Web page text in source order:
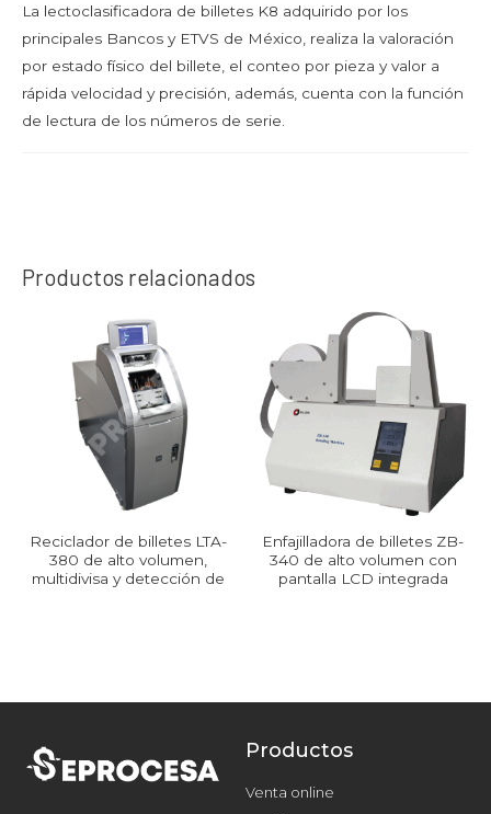
La lectoclasificadora de billetes K8 adquirido por los
principales Bancos y ETVS de México, realiza la valoración
por estado físico del billete, el conteo por pieza y valor a
rápida velocidad y precisión, además, cuenta con la función
de lectura de los números de serie.
Productos relacionados
Reciclador de billetes LTA-
380 de alto volumen,
multidivisa y detección de
Enfajilladora de billetes ZB-
340 de alto volumen con
pantalla LCD integrada
Productos
Venta online